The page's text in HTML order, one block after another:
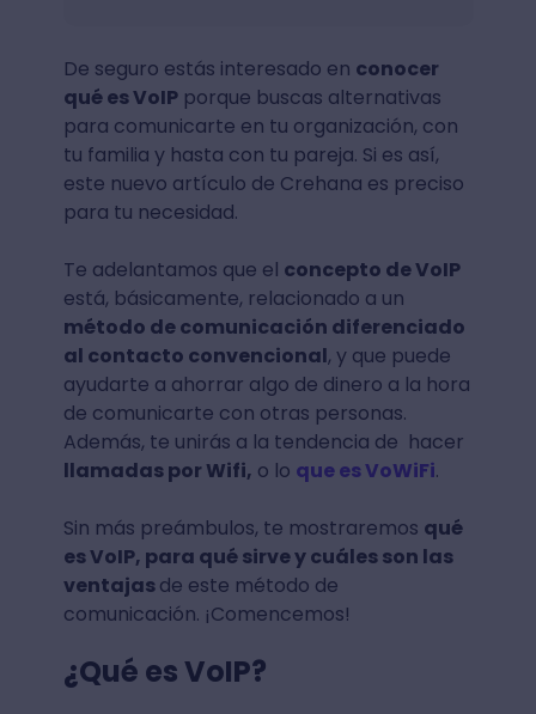
De seguro estás interesado en conocer
qué es VoIPporque buscas alternativas
para comunicarte en tu organización, con
tu familia y hasta con tu pareja. Si es así,
este nuevo artículo de Crehana es preciso
para tu necesidad.
Te adelantamos que el concepto de VoIP
está, básicamente, relacionado a un
método de comunicación diferenciado
al contacto convencional, y que puede
ayudarte a ahorrar algo de dinero a la hora
de comunicarte con otras personas.
Además, te unirás a la tendencia de hacer
llamadas por Wifi, o lo que es VoWiFi.
Sin más preámbulos, te mostraremos qué
es VoIP, para qué sirve y cuáles son las
ventajasde este método de
comunicación. ¡Comencemos!
¿Qué es VoIP?